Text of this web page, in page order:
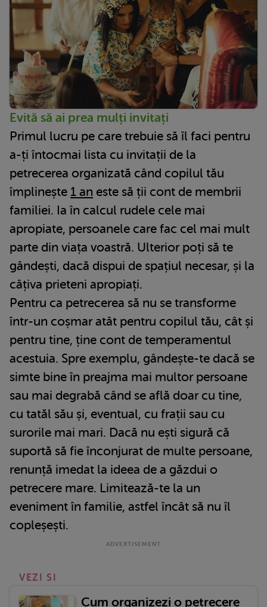
Evită să ai prea mulți invitați
Primul lucru pe care trebuie să îl faci pentru
a-ți întocmai lista cu invitații de la
petrecerea organizată când copilul tău
împlinește 1 an este să ții cont de membrii
familiei. Ia în calcul rudele cele mai
apropiate, persoanele care fac cel mai mult
parte din viața voastră. Ulterior poți să te
gândești, dacă dispui de spațiul necesar, și la
câțiva prieteni apropiați.
Pentru ca petrecerea să nu se transforme
într-un coșmar atât pentru copilul tău, cât și
pentru tine, ține cont de temperamentul
acestuia. Spre exemplu, gândește-te dacă se
simte bine în preajma mai multor persoane
sau mai degrabă când se află doar cu tine,
cu tatăl său și, eventual, cu frații sau cu
surorile mai mari. Dacă nu ești sigură că
suportă să fie înconjurat de multe persoane,
renunță imedat la ideea de a găzdui o
petrecere mare. Limitează-te la un
eveniment în familie, astfel încât să nu îl
copleșești.
VEZI SI
Cum organizezi o petrecere